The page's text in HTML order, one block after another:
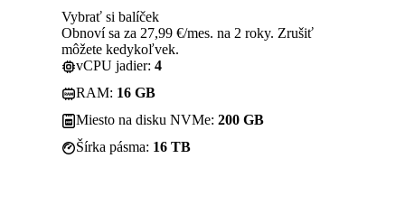
Vybrať si balíček
Obnoví sa za 27,99 €/mes. na 2 roky. Zrušiť
môžete kedykoľvek.
vCPU jadier: 4
RAM: 16 GB
Miesto na disku NVMe: 200 GB
Šírka pásma: 16 TB